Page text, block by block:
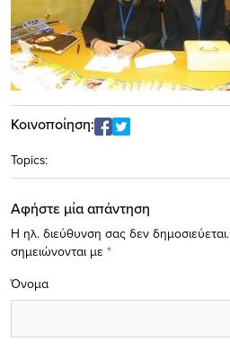
Κοινοποίηση:
Topics:
Αφήστε μία απάντηση
Η ηλ. διεύθυνση σας δεν δημοσιεύεται.
σημειώνονται με *
Όνομα